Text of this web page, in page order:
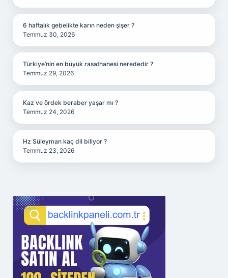
6 haftalık gebelikte karın neden şişer ?
Temmuz 30, 2026
Türkiye’nin en büyük rasathanesi nerededir ?
Temmuz 29, 2026
Kaz ve ördek beraber yaşar mı ?
Temmuz 24, 2026
Hz Süleyman kaç dil biliyor ?
Temmuz 23, 2026